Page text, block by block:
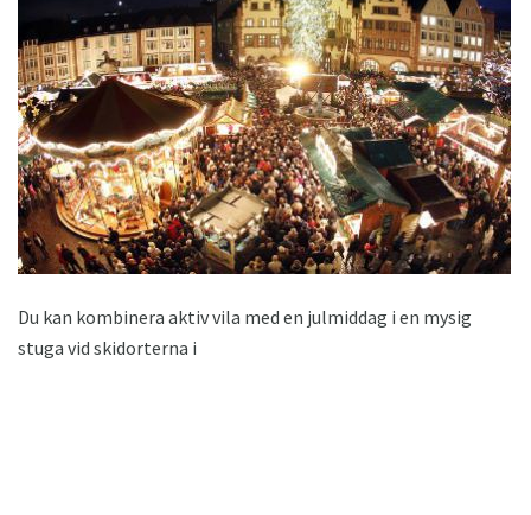
Du kan kombinera aktiv vila med en julmiddag i en mysig
stuga vid skidorterna i